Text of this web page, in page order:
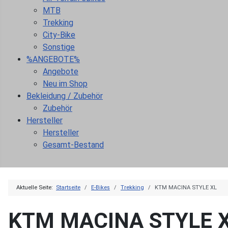
MTB
Trekking
City-Bike
Sonstige
%ANGEBOTE%
Angebote
Neu im Shop
Bekleidung / Zubehör
Zubehör
Hersteller
Hersteller
Gesamt-Bestand
Aktuelle Seite: Startseite E-Bikes Trekking KTM MACINA STYLE XL
KTM MACINA STYLE